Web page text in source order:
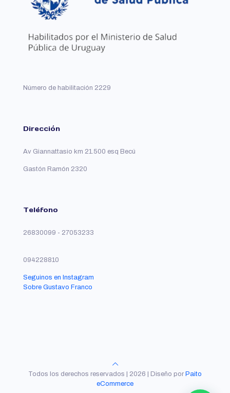
Número de habilitación 2229
Dirección
Av Giannattasio km 21.500 esq Becú
Gastón Ramón 2320
Teléfono
26830099 - 27053233
094228810
Seguinos en Instagram
Sobre Gustavo Franco
Todos los derechos reservados | 2026 | Diseño por Paito
eCommerce